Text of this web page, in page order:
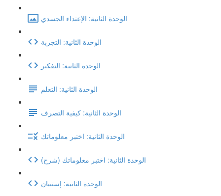
الوحدة الثانية: الإعتداء الجسدي
الوحدة الثانية: التجربة
الوحدة الثانية: التفكير
الوحدة الثانية: التعلم
الوحدة الثانية: كيفية التصرف
الوحدة الثانية: اختبر معلوماتك
(شرح) الوحدة الثانية: اختبر معلوماتك
الوحدة الثانية: إستبيان